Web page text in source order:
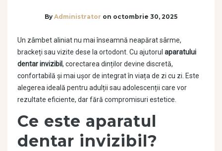
By Administrator on octombrie 30, 2025
Un zâmbet aliniat nu mai înseamnă neapărat sârme,
brackeți sau vizite dese la ortodont. Cu ajutorul aparatului
dentar invizibil, corectarea dinților devine discretă,
confortabilă și mai ușor de integrat în viața de zi cu zi. Este
alegerea ideală pentru adulții sau adolescenții care vor
rezultate eficiente, dar fără compromisuri estetice.
Ce este aparatul
dentar invizibil?